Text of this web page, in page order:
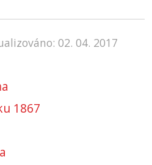
02. 04. 2017
1867